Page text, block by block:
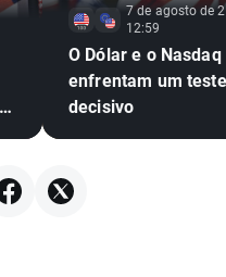
7 de agosto de
12:59
O Dólar e o Nasdaq
enfrentam um teste
decisivo